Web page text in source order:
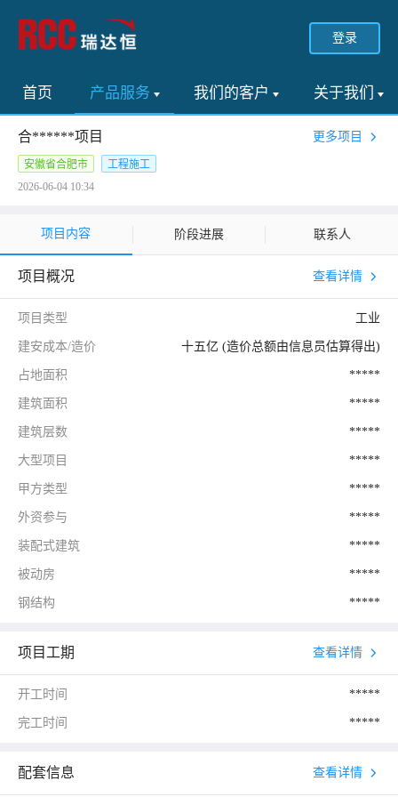
登录
首页 产品服务 我们的客户 关于我们
合******项目 更多项目
安徽省合肥市
工程施工
2026-06-04 10:34
项目内容 阶段进展 联系人
项目概况 查看详情
项目类型 工业
建安成本/造价 十五亿 (造价总额由信息员估算得出)
占地面积 *****
建筑面积 *****
建筑层数 *****
大型项目 *****
甲方类型 *****
外资参与 *****
装配式建筑 *****
被动房 *****
钢结构 *****
项目工期 查看详情
开工时间 *****
完工时间 *****
配套信息 查看详情